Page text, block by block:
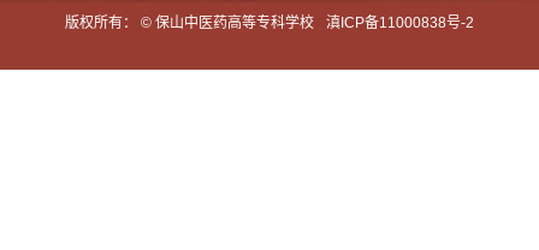
版权所有： © 保山中医药高等专科学校
滇ICP备11000838号-2